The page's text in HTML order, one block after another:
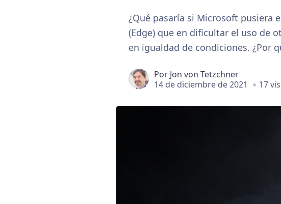
¿Qué pasaría si Microsoft pusiera
(Edge) que en dificultar el uso de
en igualdad de condiciones. ¿Por
Por Jon von Tetzchner
14 de diciembre de 2021
17